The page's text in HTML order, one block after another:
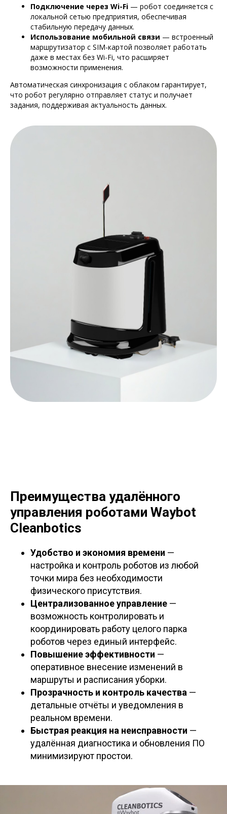
Подключение через Wi-Fi — робот соединяется с
локальной сетью предприятия, обеспечивая
стабильную передачу данных.
Использование мобильной связи — встроенный
маршрутизатор с SIM-картой позволяет работать
даже в местах без Wi-Fi, что расширяет
возможности применения.
Автоматическая синхронизация с облаком гарантирует,
что робот регулярно отправляет статус и получает
задания, поддерживая актуальность данных.
Преимущества удалённого
управления роботами Waybot
Cleanbotics
Удобство и экономия времени —
настройка и контроль роботов из любой
точки мира без необходимости
физического присутствия.
Централизованное управление —
возможность контролировать и
координировать работу целого парка
роботов через единый интерфейс.
Повышение эффективности —
оперативное внесение изменений в
маршруты и расписания уборки.
Прозрачность и контроль качества —
детальные отчёты и уведомления в
реальном времени.
Быстрая реакция на неисправности —
удалённая диагностика и обновления ПО
минимизируют простои.